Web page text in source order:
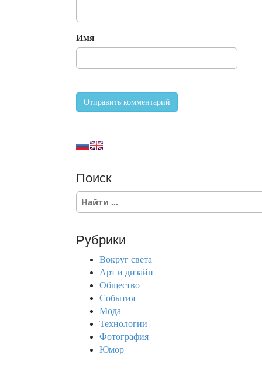
Имя
Поиск
S
e
c
Рубрики
Вокруг света
Арт и дизайн
Общество
События
Мода
Технологии
Фотография
Юмор